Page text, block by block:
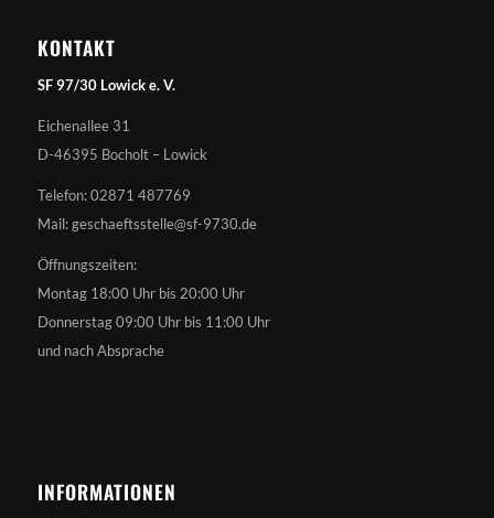
KONTAKT
SF 97/30 Lowick e. V.
Eichenallee 31
D-46395 Bocholt – Lowick
Telefon: 02871 487769
Mail: geschaeftsstelle@sf-9730.de
Öffnungszeiten:
Montag 18:00 Uhr bis 20:00 Uhr
Donnerstag 09:00 Uhr bis 11:00 Uhr
und nach Absprache
INFORMATIONEN